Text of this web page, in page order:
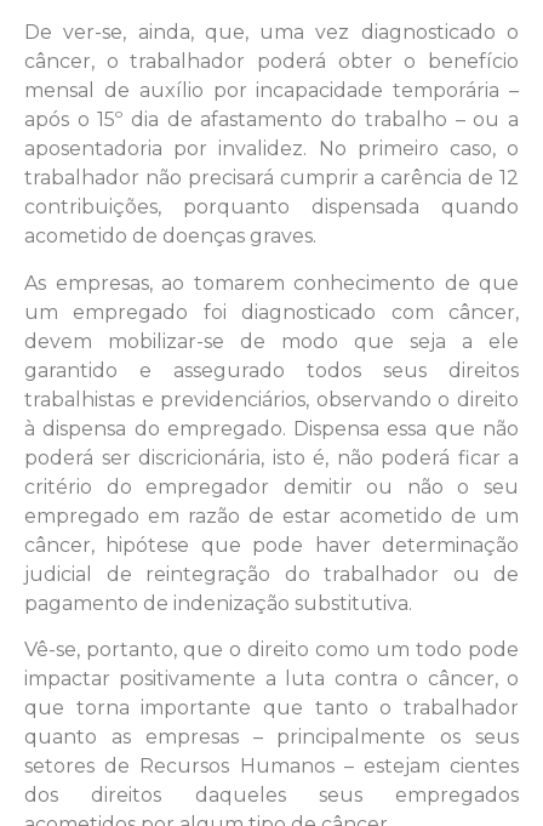
De ver-se, ainda, que, uma vez diagnosticado o
câncer, o trabalhador poderá obter o benefício
mensal de auxílio por incapacidade temporária –
após o 15º dia de afastamento do trabalho – ou a
aposentadoria por invalidez. No primeiro caso, o
trabalhador não precisará cumprir a carência de 12
contribuições, porquanto dispensada quando
acometido de doenças graves.
As empresas, ao tomarem conhecimento de que
um empregado foi diagnosticado com câncer,
devem mobilizar-se de modo que seja a ele
garantido e assegurado todos seus direitos
trabalhistas e previdenciários, observando o direito
à dispensa do empregado. Dispensa essa que não
poderá ser discricionária, isto é, não poderá ficar a
critério do empregador demitir ou não o seu
empregado em razão de estar acometido de um
câncer, hipótese que pode haver determinação
judicial de reintegração do trabalhador ou de
pagamento de indenização substitutiva.
Vê-se, portanto, que o direito como um todo pode
impactar positivamente a luta contra o câncer, o
que torna importante que tanto o trabalhador
quanto as empresas – principalmente os seus
setores de Recursos Humanos – estejam cientes
dos direitos daqueles seus empregados